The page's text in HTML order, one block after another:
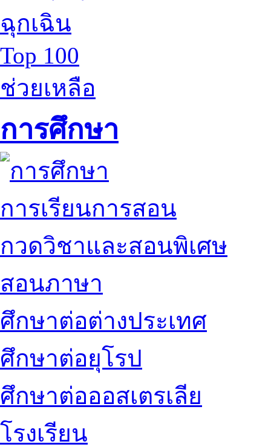
ฉุกเฉิน
Top 100
ช่วยเหลือ
การศึกษา
การเรียนการสอน
กวดวิชาและสอนพิเศษ
สอนภาษา
ศึกษาต่อต่างประเทศ
ศึกษาต่อยุโรป
ศึกษาต่อออสเตรเลีย
โรงเรียน